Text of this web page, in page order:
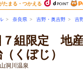
たまる・つかえる
> 奈良県 > 吉野・奥吉野 > 吉
７組限定 地
くぼじ）
洞川温泉